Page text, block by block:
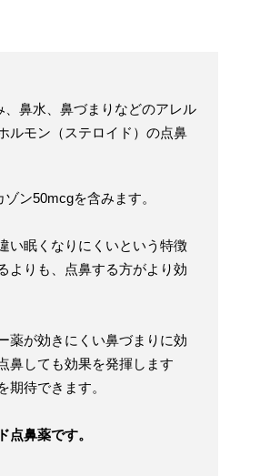
鼻水、鼻づまりなどのアレル
ルモン（ステロイド）の点鼻
ン50mcgを含みます。
い眠くなりにくいという特徴
よりも、点鼻する方がより効
薬が効きにくい鼻づまりに効
鼻しても効果を発揮します
待できます。
鼻薬です。